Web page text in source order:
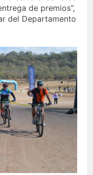
de premios”,
del Departamento